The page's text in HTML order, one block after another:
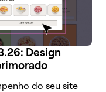
Design
do seu site